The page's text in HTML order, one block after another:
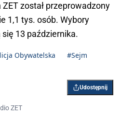
ZET został przeprowadzony
1,1 tys. osób. Wybory
13 października.
Obywatelska
#Sejm
Udostępnij
ZET